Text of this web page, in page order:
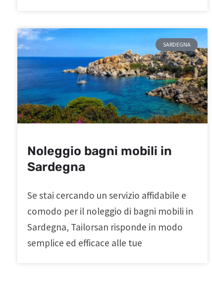
SARDEGNA
Noleggio bagni mobili in
Sardegna
Se stai cercando un servizio affidabile e
comodo per il noleggio di bagni mobili in
Sardegna, Tailorsan risponde in modo
semplice ed efficace alle tue